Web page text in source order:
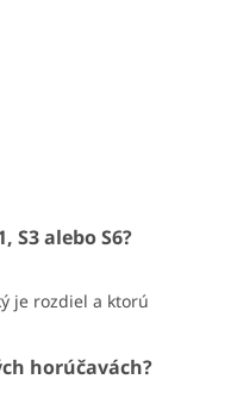
S3 alebo S6?
je rozdiel a ktorú
horúčavách?